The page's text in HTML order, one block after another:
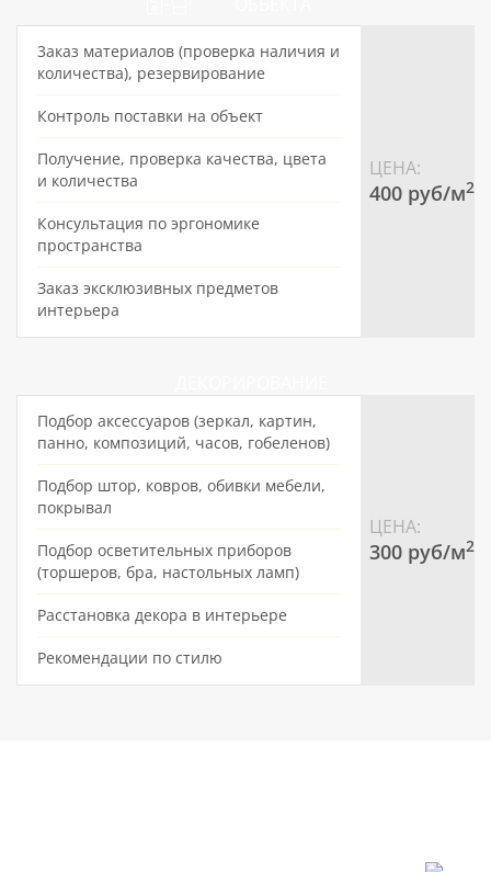
3аказ материалов (проверка наличия и
количества), резервирование
Контроль поставки на объект
Получение, проверка качества, цвета
и количества
Консультация по эргономике
пространства
Заказ эксклюзивных предметов
интерьера
ЦЕНА:
400 pуб/м2
Подбор аксессуаров (зеркал, картин,
панно, композиций, часов, гобеленов)
Подбор штор, ковров, обивки мебели,
покрывал
Подбор осветительных приборов
(торшеров, бра, настольных ламп)
Расстановка декора в интерьере
Рекомендации по стилю
ЦЕНА:
300 pуб/м2